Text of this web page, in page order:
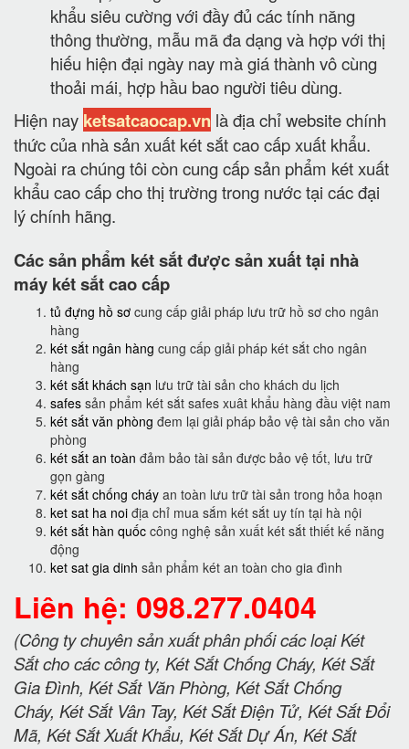
khẩu siêu cường với đầy đủ các tính năng
thông thường, mẫu mã đa dạng và hợp với thị
hiếu hiện đại ngày nay mà giá thành vô cùng
thoải mái, hợp hầu bao người tiêu dùng.
Hiện nay ketsatcaocap.vn là địa chỉ website chính
thức của nhà sản xuất két sắt cao cấp xuất khẩu.
Ngoài ra chúng tôi còn cung cấp sản phẩm két xuất
khẩu cao cấp cho thị trường trong nước tại các đại
lý chính hãng.
Các sản phẩm két sắt được sản xuất tại nhà
máy két sắt cao cấp
tủ đựng hồ sơ cung cấp giải pháp lưu trữ hồ sơ cho ngân
hàng
két sắt ngân hàng cung cấp giải pháp két sắt cho ngân
hàng
két sắt khách sạn lưu trữ tài sản cho khách du lịch
safes sản phẩm két sắt safes xuât khẩu hàng đầu việt nam
két sắt văn phòng đem lại giải pháp bảo vệ tài sản cho văn
phòng
két sắt an toàn đảm bảo tài sản được bảo vệ tốt, lưu trữ
gọn gàng
két sắt chống cháy an toàn lưu trữ tài sản trong hỏa hoạn
ket sat ha noi địa chỉ mua sắm két sắt uy tín tại hà nội
két sắt hàn quốc công nghệ sản xuất két sắt thiết kế năng
động
ket sat gia dinh sản phẩm két an toàn cho gia đình
Liên hệ: 098.277.0404
(Công ty chuyên sản xuất phân phối các loại Két
Sắt cho các công ty, Két Sắt Chống Cháy, Két Sắt
Gia Đình, Két Sắt Văn Phòng, Két Sắt Chống
Cháy, Két Sắt Vân Tay, Két Sắt Điện Tử, Két Sắt Đổi
Mã, Két Sắt Xuất Khẩu, Két Sắt Dự Án, Két Sắt